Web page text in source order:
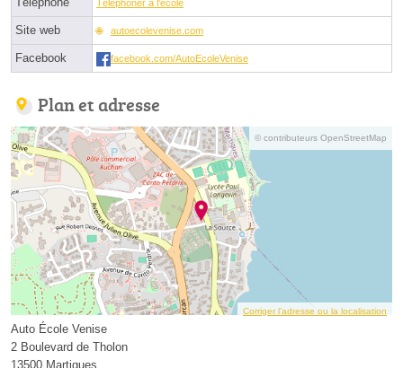
Téléphoner à l'école
Site web autoecolevenise.com
Facebook facebook.com/AutoEcoleVenise
Plan et adresse
© contributeurs OpenStreetMap
Corriger l’adresse ou la localisation
Auto École Venise
2 Boulevard de Tholon
13500 Martigues